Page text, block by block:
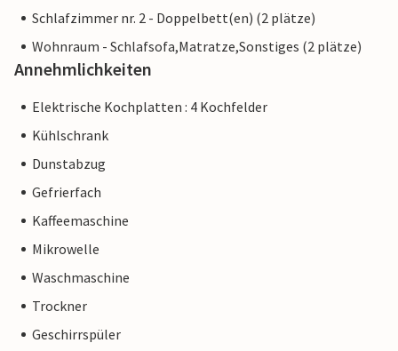
Schlafzimmer nr. 2 - Doppelbett(en) (2 plätze)
Wohnraum - Schlafsofa,Matratze,Sonstiges (2 plätze)
Annehmlichkeiten
Elektrische Kochplatten : 4 Kochfelder
Kühlschrank
Dunstabzug
Gefrierfach
Kaffeemaschine
Mikrowelle
Waschmaschine
Trockner
Geschirrspüler